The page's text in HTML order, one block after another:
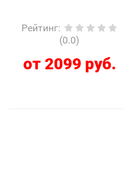
Рейтинг:
(0.0)
от 2099 руб.